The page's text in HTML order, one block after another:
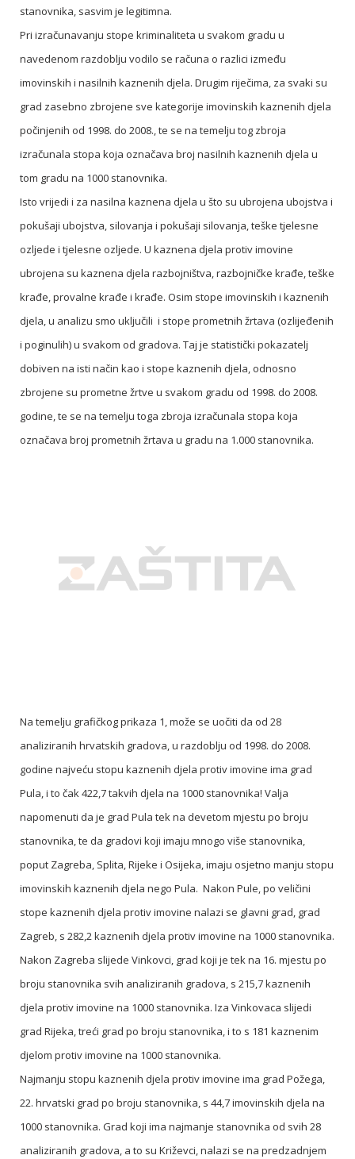
stanovnika, sasvim je legitimna.
Pri izračunavanju stope kriminaliteta u svakom gradu u
navedenom razdoblju vodilo se računa o razlici između
imovinskih i nasilnih kaznenih djela. Drugim riječima, za svaki su
grad zasebno zbrojene sve kategorije imovinskih kaznenih djela
počinjenih od 1998. do 2008., te se na temelju tog zbroja
izračunala stopa koja označava broj nasilnih kaznenih djela u
tom gradu na 1000 stanovnika.
Isto vrijedi i za nasilna kaznena djela u što su ubrojena ubojstva i
pokušaji ubojstva, silovanja i pokušaji silovanja, teške tjelesne
ozljede i tjelesne ozljede. U kaznena djela protiv imovine
ubrojena su kaznena djela razbojništva, razbojničke krađe, teške
krađe, provalne krađe i krađe. Osim stope imovinskih i kaznenih
djela, u analizu smo uključili i stope prometnih žrtava (ozlijeđenih
i poginulih) u svakom od gradova. Taj je statistički pokazatelj
dobiven na isti način kao i stope kaznenih djela, odnosno
zbrojene su prometne žrtve u svakom gradu od 1998. do 2008.
godine, te se na temelju toga zbroja izračunala stopa koja
označava broj prometnih žrtava u gradu na 1.000 stanovnika.
Na temelju grafičkog prikaza 1, može se uočiti da od 28
analiziranih hrvatskih gradova, u razdoblju od 1998. do 2008.
godine najveću stopu kaznenih djela protiv imovine ima grad
Pula, i to čak 422,7 takvih djela na 1000 stanovnika! Valja
napomenuti da je grad Pula tek na devetom mjestu po broju
stanovnika, te da gradovi koji imaju mnogo više stanovnika,
poput Zagreba, Splita, Rijeke i Osijeka, imaju osjetno manju stopu
imovinskih kaznenih djela nego Pula. Nakon Pule, po veličini
stope kaznenih djela protiv imovine nalazi se glavni grad, grad
Zagreb, s 282,2 kaznenih djela protiv imovine na 1000 stanovnika.
Nakon Zagreba slijede Vinkovci, grad koji je tek na 16. mjestu po
broju stanovnika svih analiziranih gradova, s 215,7 kaznenih
djela protiv imovine na 1000 stanovnika. Iza Vinkovaca slijedi
grad Rijeka, treći grad po broju stanovnika, i to s 181 kaznenim
djelom protiv imovine na 1000 stanovnika.
Najmanju stopu kaznenih djela protiv imovine ima grad Požega,
22. hrvatski grad po broju stanovnika, s 44,7 imovinskih djela na
1000 stanovnika. Grad koji ima najmanje stanovnika od svih 28
analiziranih gradova, a to su Križevci, nalazi se na predzadnjem